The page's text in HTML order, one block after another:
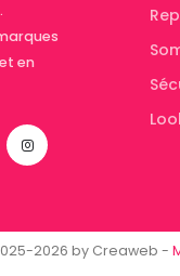
en
2026 by Creaweb -